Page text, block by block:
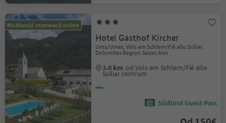
Możliwość rezerwacji online
Hotel Gasthof Kircher
Ums/Umes, Völs am Schlern/Fiè allo Sciliar,
Dolomites Region Seiser Alm
2.0 km od Völs am Schlern/Fiè allo
Sciliar centrum
Südtirol Guest Pass